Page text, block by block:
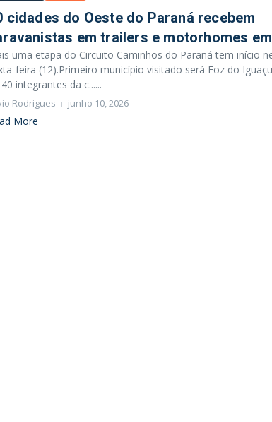
cidades do Oeste do Paraná recebem
em trailers e motorhomes
uma etapa do Circuito Caminhos do Paraná tem início
feira (12).Primeiro município visitado será Foz do
integrantes da c......
Rodrigues junho 10, 2026
More